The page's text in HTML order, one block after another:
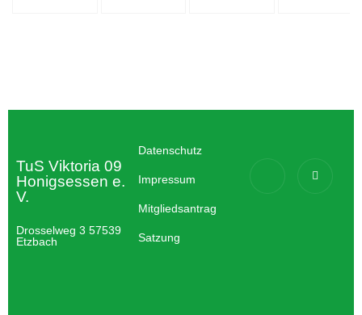
TuS Viktoria 09
Honigsessen e.
V.
Drosselweg 3 57539
Etzbach
Datenschutz
Impressum
Mitgliedsantrag
Satzung